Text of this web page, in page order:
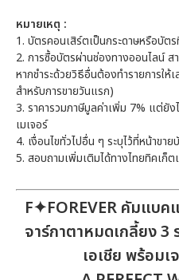
หมายเหตุ :
1. บัตรคอนเสิร์ตเป็นกระดาษหรือบัต
2. การซื้อบัตรผ่านช่องทางออนไลน์ ส
หากชำระด้วยวิธีอื่นต้องทำรายการให้
สำหรับการขายวันแรก)
3. ราคารวมภาษีมูลค่าเพิ่ม 7% แต่ยั
เมเจอร์
4. เงื่อนไขทั่วไปอื่น ๆ ระบุไว้ที่หน้าขา
5. สอบถามเพิ่มเติมได้ทางไทยทิคเก็
F✦FOREVER คัมแบ
จาร์กาตาหมดเกลี้ยง 3
เอเชีย พร้อม